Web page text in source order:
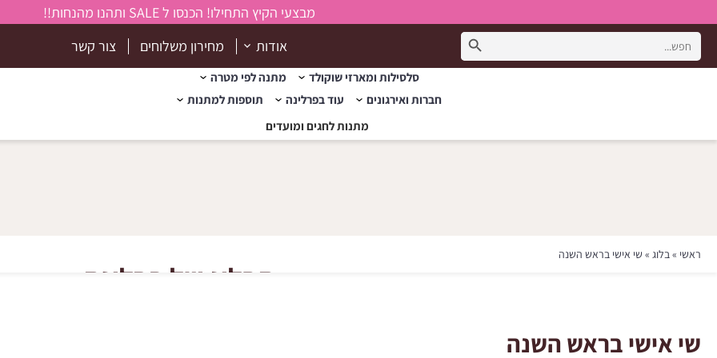
מבצעי הקיץ התחילו! הכנסו ל SALE ותהנו מהנחות!!
Search
for:
Search Button
אודות מחירון משלוחים צור קשר
סלסילות ומארזי שוקולד
מתנה לפי מטרה
חברות ואירגונים
עוד בפרלינה
תוספות למתנות
מתנות לחגים ומועדים
הבלוג של פרלינה
ראשי »בלוג » שי אישי בראש השנה
שי אישי בראש השנה